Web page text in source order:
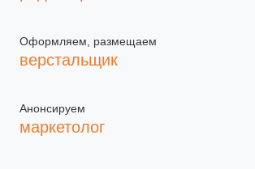
Оформляем, размещаем
верстальщик
Анонсируем
маркетолог